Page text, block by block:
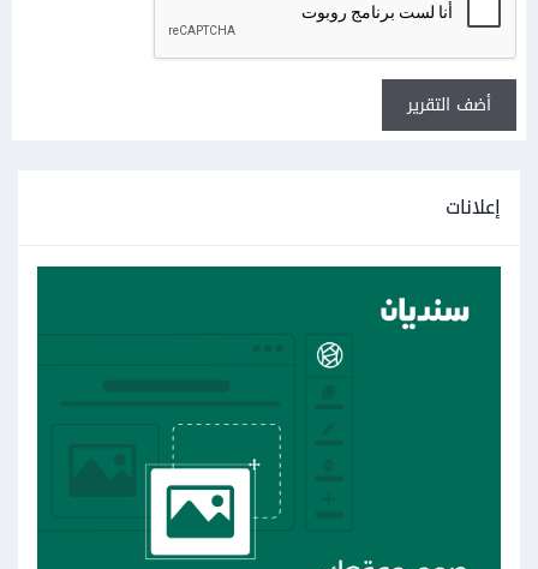
أضف التقرير
إعلانات